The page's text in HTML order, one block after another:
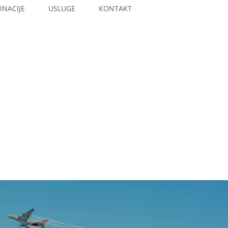
USLUGE KONTAKT